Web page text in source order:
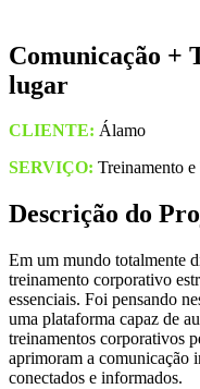
Comunicação +
lugar
CLIENTE: Álamo
SERVIÇO: Treinamento e
Descrição do
Em um mundo totalmente
treinamento corporativo
essenciais. Foi pensando
uma plataforma capaz de
treinamentos corporativos
aprimoram a comunicação
conectados e informados.